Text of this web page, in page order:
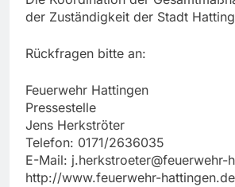
der Zuständigkeit der Stadt
Rückfragen bitte an:
Feuerwehr Hattingen
Pressestelle
Jens Herkströter
Telefon: 0171/2636035
E-Mail: j.herkstroeter@feuerwehr-
http://www.feuerwehr-